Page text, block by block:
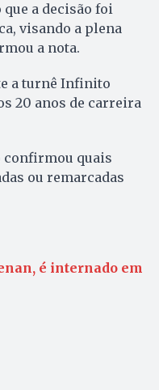
a decisão foi
visando a plena
a nota.
a turnê Infinito
20 anos de carreira
confirmou quais
ou remarcadas
é internado em